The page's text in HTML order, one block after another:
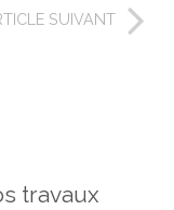
SUIVANT
travaux